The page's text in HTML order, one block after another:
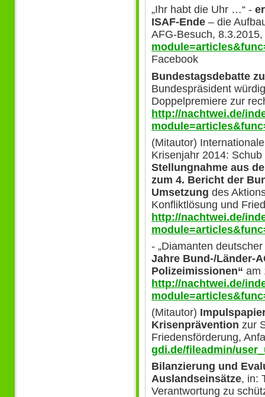
„Ihr habt die Uhr …“ -
ISAF-Ende – die
AFG-Besuch, 8.3.2015,
Facebook
Bundestagsdebatte
Bundespräsident
Doppelpremiere zur
http://nachtwei.de/
(Mitautor)
Krisenjahr 2014:
Stellungnahme aus
zum 4. Bericht der
Umsetzung des
Konfliktlösung und
http://nachtwei.de/
- „Diamanten
Jahre Bund-/Länder-
Polizeimissionen“ am
http://nachtwei.de/
(Mitautor)
Krisenprävention zur
Friedensförderung,
gdi.de/fileadmin/
Bilanzierung und
Auslandseinsätze, in:
Verantwortung zu